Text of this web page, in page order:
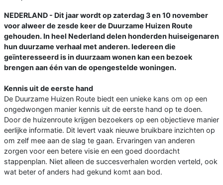
NEDERLAND - Dit jaar wordt op zaterdag 3 en 10 november
voor alweer de zesde keer de Duurzame Huizen Route
gehouden. In heel Nederland delen honderden huiseigenaren
hun duurzame verhaal met anderen. Iedereen die
geïnteresseerd is in duurzaam wonen kan een bezoek
brengen aan één van de opengestelde woningen.
Kennis uit de eerste hand
De Duurzame Huizen Route biedt een unieke kans om op een
ongedwongen manier kennis uit de eerste hand op te doen.
Door de huizenroute krijgen bezoekers op een objectieve manier
eerlijke informatie. Dit levert vaak nieuwe bruikbare inzichten op
om zelf mee aan de slag te gaan. Ervaringen van anderen
zorgen voor een betere visie en een goed doordacht
stappenplan. Niet alleen de succesverhalen worden verteld, ook
wat beter of anders had gekund komt aan bod.